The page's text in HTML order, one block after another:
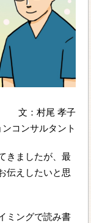
文：村尾 孝子
コンサルタント
きましたが、最
伝えしたいと思
ミングで読み書